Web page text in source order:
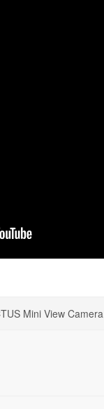
Mini View Camera